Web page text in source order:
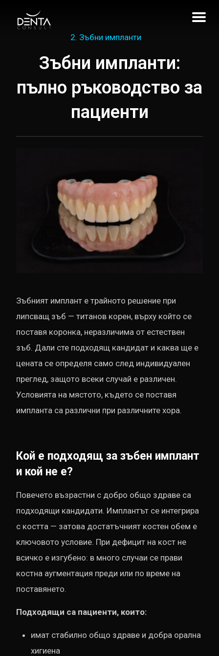
2. Зъбни импланти
Зъбни импланти:
пълно ръководство за
пациенти
Зъбният имплант е трайното решение при
липсващ зъб — титанов корен, върху който се
поставя коронка, неразличима от естествен
зъб. Дали сте подходящ кандидат и каква ще е
цената се определя само след индивидуален
преглед, защото всеки случай е различен.
Условията на мястото, където се поставя
импланта са различни при различните хора.
Кой е подходящ за зъбен имплант
и кой не е?
Повечето възрастни с добро общо здраве са
подходящи кандидати. Имплантът се интегрира
с костта — затова достатъчният костен обем е
ключовото условие. При дефицит на кост не
всичко е изгубено: в много случаи се прави
костна аугментация преди или по време на
поставянето.
Подходящи са пациенти, които:
имат стабилно общо здраве и добра орална
хигиена